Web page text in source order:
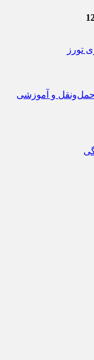
تورز
حمل‌و‌نقل و آموزشی